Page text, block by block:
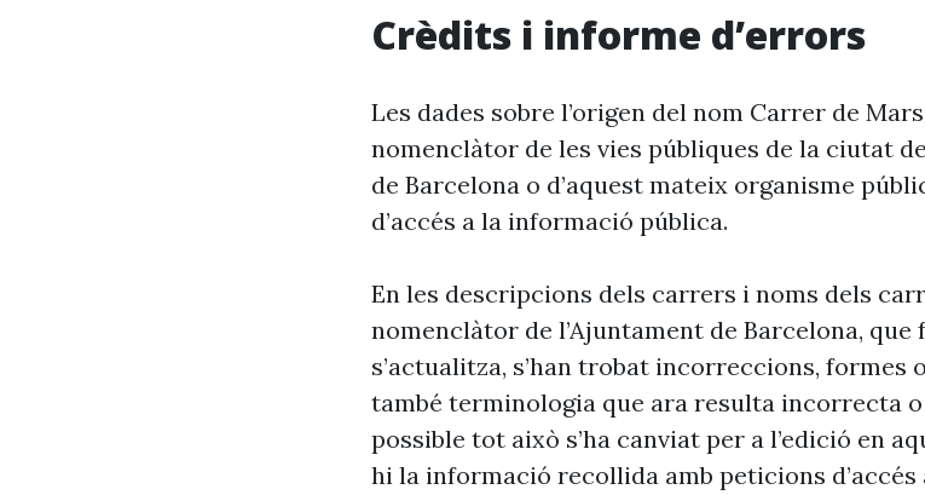
Crèdits i informe d’errors
Les dades sobre l’origen del nom Carrer de
nomenclàtor de les vies públiques de la ciutat
de Barcelona o d’aquest mateix organisme
d’accés a la informació pública.
En les descripcions dels carrers i noms dels
nomenclàtor de l’Ajuntament de Barcelona, que
s’actualitza, s’han trobat incorreccions,
també terminologia que ara resulta incorrecta
possible tot això s’ha canviat per a l’edició en
hi la informació recollida amb peticions